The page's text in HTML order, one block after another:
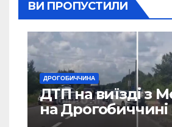
ВИ ПРОПУСТИЛИ
ДРОГОБИЧЧИНА
ДТП на виїзді з
на Дрогобиччині